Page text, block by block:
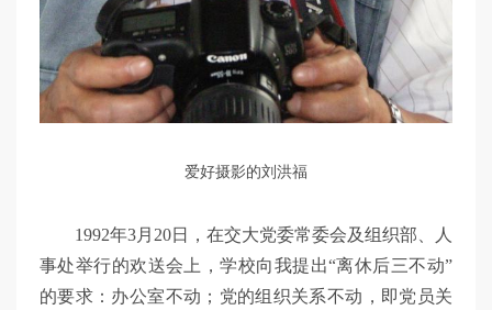
爱好摄影的刘洪福
1992年3月20日，在交大党委常委会及组织部、人
事处举行的欢送会上，学校向我提出“离休后三不动”
的要求：办公室不动；党的组织关系不动，即党员关